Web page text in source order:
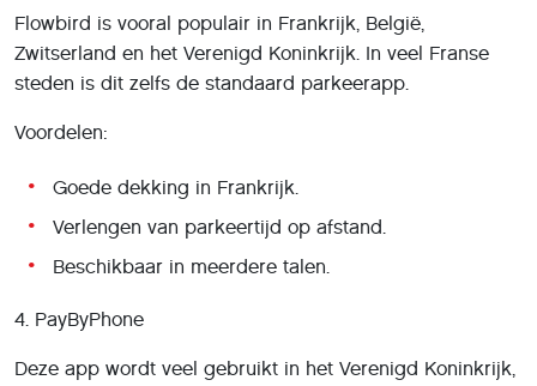
Flowbird is vooral populair in Frankrijk, België,
Zwitserland en het Verenigd Koninkrijk. In veel Franse
steden is dit zelfs de standaard parkeerapp.
Voordelen:
Goede dekking in Frankrijk.
Verlengen van parkeertijd op afstand.
Beschikbaar in meerdere talen.
4. PayByPhone
Deze app wordt veel gebruikt in het Verenigd Koninkrijk,